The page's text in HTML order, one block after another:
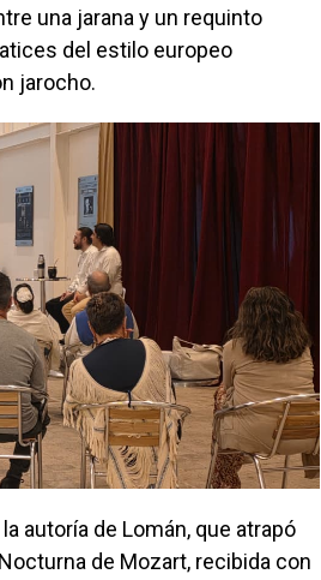
una jarana y un requinto
del estilo europeo
jarocho.
autoría de Lomán, que atrapó
de Mozart, recibida con